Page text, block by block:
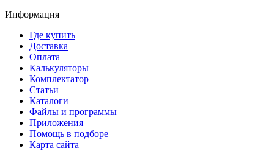
Информация
Где купить
Доставка
Оплата
Калькуляторы
Комплектатор
Статьи
Каталоги
Файлы и программы
Приложения
Помощь в подборе
Карта сайта